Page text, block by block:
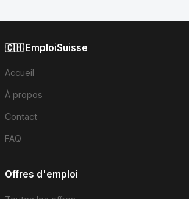
🇨🇭 EmploiSuisse
Accueil
À propos
Contact
FAQ
Offres d'emploi